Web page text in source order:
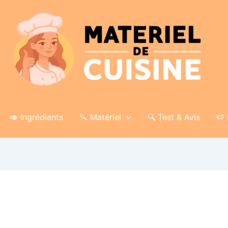
🥑 Ingrédients 🔪 Matériel 🔍 Test & Avis 🍉